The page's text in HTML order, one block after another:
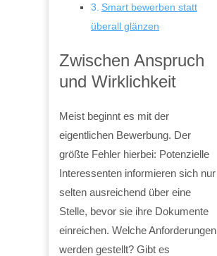
Smart bewerben statt
überall glänzen
Zwischen Anspruch
und Wirklichkeit
Meist beginnt es mit der
eigentlichen Bewerbung. Der
größte Fehler hierbei: Potenzielle
Interessenten informieren sich nur
selten ausreichend über eine
Stelle, bevor sie ihre Dokumente
einreichen. Welche Anforderungen
werden gestellt? Gibt es